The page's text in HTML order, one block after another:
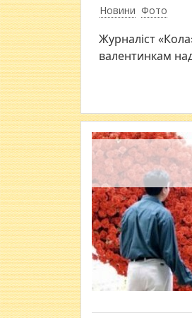
Новини Фото
Журналіст
валентинкам